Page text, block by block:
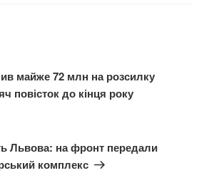
майже 72 млн на розсилку
повісток до кінця року
Львова: на фронт передали
комплекс